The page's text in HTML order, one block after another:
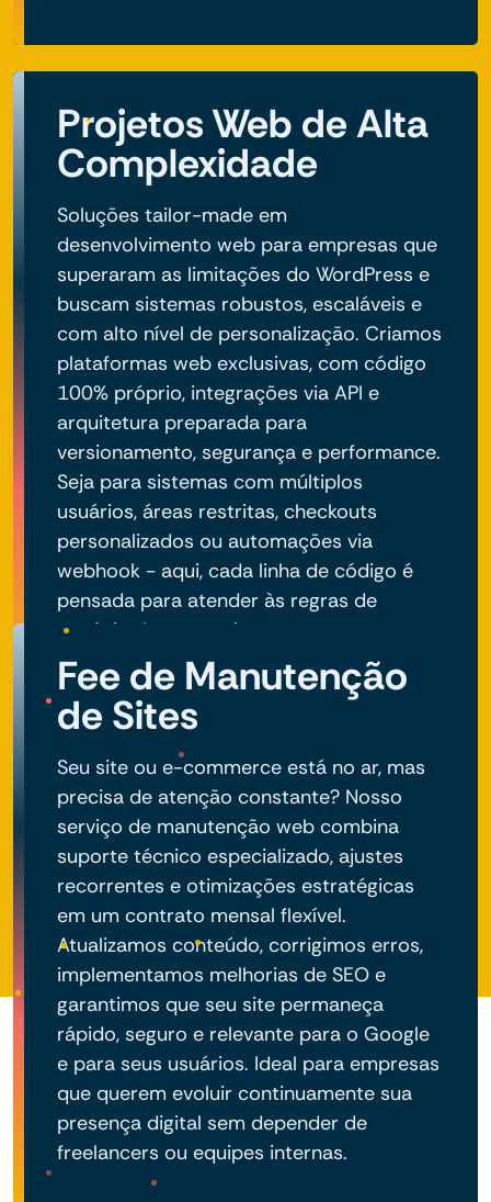
Projetos Web de Alta
Complexidade
Soluções tailor-made em
desenvolvimento web para empresas que
superaram as limitações do WordPress e
buscam sistemas robustos, escaláveis e
com alto nível de personalização. Criamos
plataformas web exclusivas, com código
100% próprio, integrações via API e
arquitetura preparada para
versionamento, segurança e performance.
Seja para sistemas com múltiplos
usuários, áreas restritas, checkouts
personalizados ou automações via
webhook - aqui, cada linha de código é
pensada para atender às regras de
negócio do seu projeto.
Fee de Manutenção
de Sites
Seu site ou e-commerce está no ar, mas
precisa de atenção constante? Nosso
serviço de manutenção web combina
suporte técnico especializado, ajustes
recorrentes e otimizações estratégicas
em um contrato mensal flexível.
Atualizamos conteúdo, corrigimos erros,
implementamos melhorias de SEO e
garantimos que seu site permaneça
rápido, seguro e relevante para o Google
e para seus usuários. Ideal para empresas
que querem evoluir continuamente sua
presença digital sem depender de
freelancers ou equipes internas.